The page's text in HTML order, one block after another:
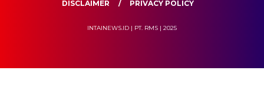
DISCLAIMER
PRIVACY POLICY
INTAINEWS.ID | PT. RMS | 2025